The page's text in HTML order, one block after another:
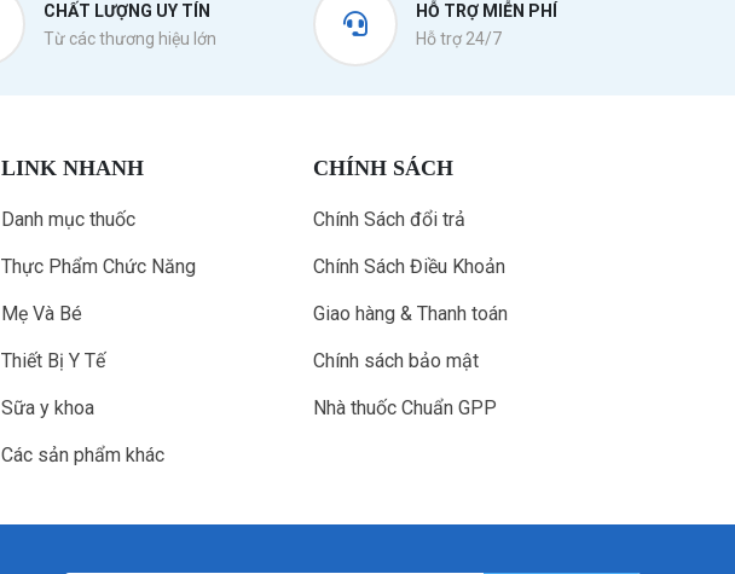
CHẤT LƯỢNG UY TÍN
Từ các thương hiệu lớn
HỖ TRỢ MIỄN PHÍ
Hỗ trợ 24/7
LINK NHANH
Danh mục thuốc
Thực Phẩm Chức Năng
Mẹ Và Bé
Thiết Bị Y Tế
Sữa y khoa
Các sản phẩm khác
CHÍNH SÁCH
Chính Sách đổi trả
Chính Sách Điều Khoản
Giao hàng & Thanh toán
Chính sách bảo mật
Nhà thuốc Chuẩn GPP